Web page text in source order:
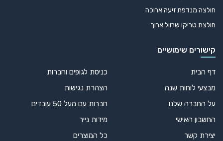
חולצה מנדפת זיעה ארוכה
חולצת טריקו שרוול ארוך
קישורים שימושיים
דף הבית
מבצעי לוחות שנה
על החברה שלנו
החשבון האישי
יצירת קשר
כניסת לגופים וחברות
הצהרת נגישות
חברות עם מעל 50 עובדים
מידות נייר
כל המוצרים